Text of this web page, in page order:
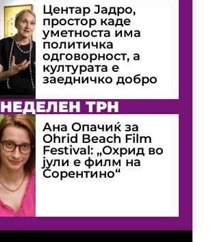
Центар Јадро,
простор каде
уметноста има
политичка
одговорност, а
културата е
заедничко добро
НЕДЕЛЕН ТРН
Ана Опачиќ за
Оhrid Beach Film
Festival: „Охрид во
јули е филм на
Сорентино“